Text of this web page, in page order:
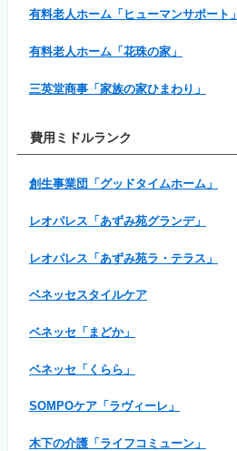
有料老人ホーム「ヒューマンサポート」
有料老人ホーム「花珠の家」
三英堂商事「家族の家ひまわり」
費用ミドルランク
創生事業団「グッドタイムホーム」
レオパレス「あずみ苑グランデ」
レオパレス「あずみ苑ラ・テラス」
ベネッセスタイルケア
ベネッセ「まどか」
ベネッセ「くらら」
SOMPOケア「ラヴィーレ」
木下の介護「ライフコミューン」